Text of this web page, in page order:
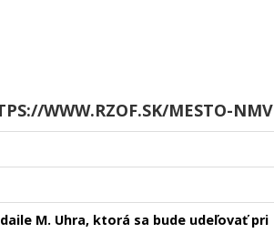
WWW.RZOF.SK/MESTO-NMV
M. Uhra, ktorá sa bude udeľovať pri